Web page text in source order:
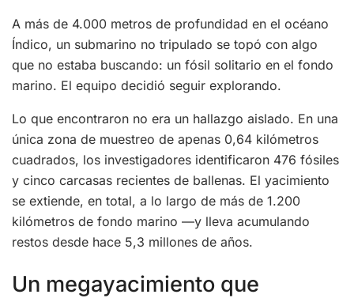
A más de 4.000 metros de profundidad en el océano
Índico, un submarino no tripulado se topó con algo
que no estaba buscando: un fósil solitario en el fondo
marino. El equipo decidió seguir explorando.
Lo que encontraron no era un hallazgo aislado. En una
única zona de muestreo de apenas 0,64 kilómetros
cuadrados, los investigadores identificaron 476 fósiles
y cinco carcasas recientes de ballenas. El yacimiento
se extiende, en total, a lo largo de más de 1.200
kilómetros de fondo marino —y lleva acumulando
restos desde hace 5,3 millones de años.
Un megayacimiento que